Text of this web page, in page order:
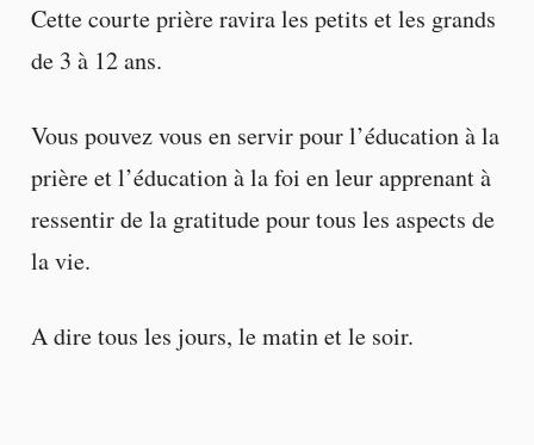
Cette courte prière ravira les petits et les grands
de 3 à 12 ans.
Vous pouvez vous en servir pour l’éducation à la
prière et l’éducation à la foi en leur apprenant à
ressentir de la gratitude pour tous les aspects de
la vie.
A dire tous les jours, le matin et le soir.